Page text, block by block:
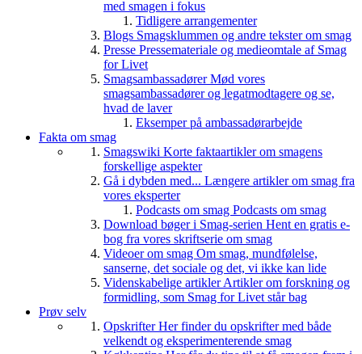
med smagen i fokus
Tidligere arrangementer
Blogs Smagsklummen og andre tekster om smag
Presse Pressemateriale og medieomtale af Smag
for Livet
SmagsambassadørerMød vores
smagsambassadører og legatmodtagere og se,
hvad de laver
Eksemper på ambassadørarbejde
Fakta om smag
Smagswiki Korte faktaartikler om smagens
forskellige aspekter
Gå i dybden med... Længere artikler om smag fra
vores eksperter
Podcasts om smag Podcasts om smag
Download bøger i Smag-serien Hent en gratis e-
bog fra vores skriftserie om smag
Videoer om smag Om smag, mundfølelse,
sanserne, det sociale og det, vi ikke kan lide
Videnskabelige artiklerArtikler om forskning og
formidling, som Smag for Livet står bag
Prøv selv
OpskrifterHer finder du opskrifter med både
velkendt og eksperimenterende smag